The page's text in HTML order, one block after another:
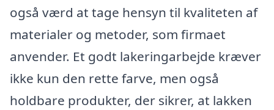
også værd at tage hensyn til kvaliteten af
materialer og metoder, som firmaet
anvender. Et godt lakeringarbejde kræver
ikke kun den rette farve, men også
holdbare produkter, der sikrer, at lakken